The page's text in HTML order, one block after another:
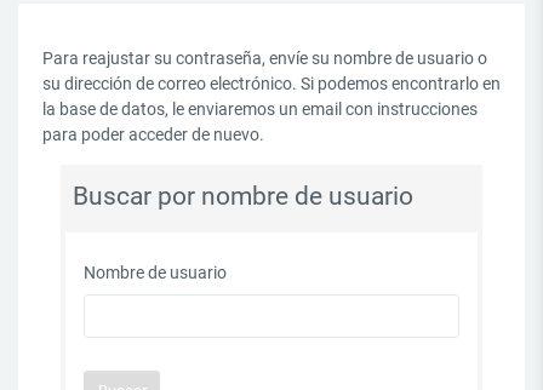
Para reajustar su contraseña, envíe su nombre de usuario o
su dirección de correo electrónico. Si podemos encontrarlo en
la base de datos, le enviaremos un email con instrucciones
para poder acceder de nuevo.
Buscar por nombre de usuario
Nombre de usuario